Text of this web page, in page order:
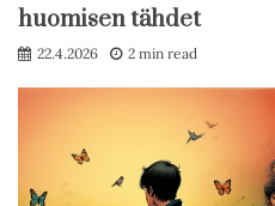
huomisen tähdet
22.4.2026 2 min read